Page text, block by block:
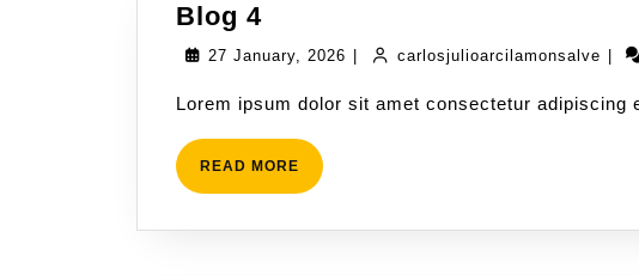
Blog 4
27 January, 2026 carlosjulioarcilamonsalve
Lorem ipsum dolor sit amet consectetur adipiscing
READ MORE